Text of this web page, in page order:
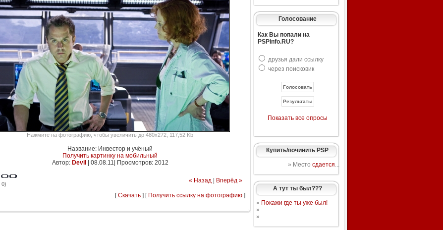
Нажмите на фотографию, чтобы увеличить до 480x272, 117,52 Kb
Название: Инвестор и учёный
Получить картинку на мобильный
Автор: Devil 08.08.11| Просмотров: 2012
0) « Назад| Вперёд »
[Скачать] [ Получить ссылку на фотографию]
Голосование
Как Вы попали на
PSPinfo.RU?
друзья дали ссылку
через поисковик
Показать все опросы
Купить/починить PSP
» Место сдается...
А тут ты был???
» Покажи где ты уже был!
»
»